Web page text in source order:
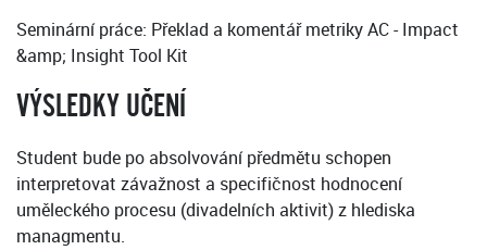
Seminární práce: Překlad a komentář metriky AC - Impact
&amp; Insight Tool Kit
VÝSLEDKY UČENÍ
Student bude po absolvování předmětu schopen
interpretovat závažnost a specifičnost hodnocení
uměleckého procesu (divadelních aktivit) z hlediska
managmentu.